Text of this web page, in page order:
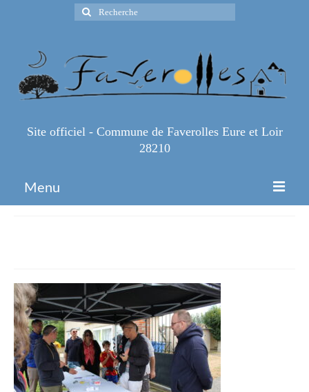
Rechercher
:
Site officiel - Commune de Faverolles Eure et Loir
28210
Menu
Infos Pratiques
Infos règlementaires
Contact et horaires
Mon village